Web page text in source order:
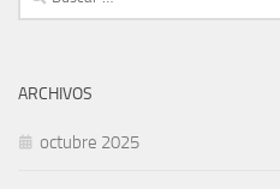
ARCHIVOS
octubre 2025